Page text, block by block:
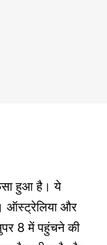
हुआ है। ये
ऑस्ट्रेलिया और
8 में पहुंचने की